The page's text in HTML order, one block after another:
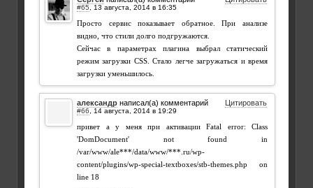
#65
Просто сервис показывает обратное. При анализе
видно, что стили долго подгружаются.
Сейчас в параметрах плагина выбрал статический
режим загрузки CSS. Стало легче загружаться и время
загрузки уменьшилось.
александр написал(а) комментарий Цитировать
#66
привет а у меня при активации Fatal error: Class
'DomDocument' not found in
/var/www/ale***/data/www/***.ru/wp-
content/plugins/wp-special-textboxes/stb-themes.php on
line 18